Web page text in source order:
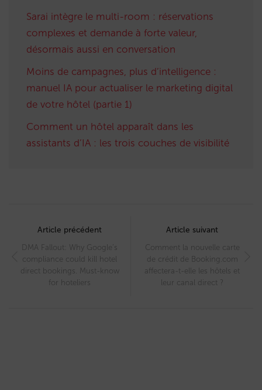
Sarai intègre le multi-room : réservations
complexes et demande à forte valeur,
désormais aussi en conversation
Moins de campagnes, plus d’intelligence :
manuel IA pour actualiser le marketing digital
de votre hôtel (partie 1)
Comment un hôtel apparaît dans les
assistants d’IA : les trois couches de visibilité
navigation
Article précédent
DMA Fallout: Why Google’s
compliance could kill hotel
direct bookings. Must-know
for hoteliers
Article suivant
Comment la nouvelle carte
de crédit de Booking.com
affectera-t-elle les hôtels et
leur canal direct ?